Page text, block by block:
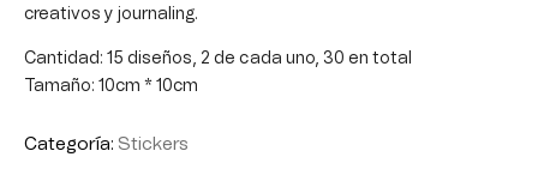
creativos y journaling.
Cantidad: 15 diseños, 2 de cada uno, 30 en total
Tamaño: 10cm * 10cm
Categoría: Stickers